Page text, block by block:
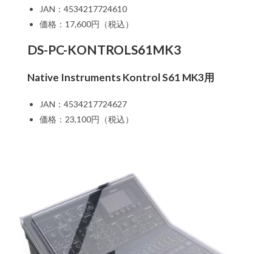
JAN：4534217724610
価格：17,600円（税込）
DS-PC-KONTROLS61MK3
Native Instruments Kontrol S61 MK3用
JAN：4534217724627
価格：23,100円（税込）